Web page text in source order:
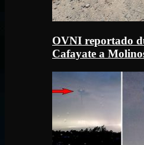
OVNI reportado
Cafayate a